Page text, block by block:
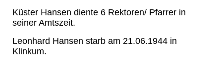
Küster Hansen diente 6 Rektoren/ Pfarrer in
seiner Amtszeit.
Leonhard Hansen starb am 21.06.1944 in
Klinkum.